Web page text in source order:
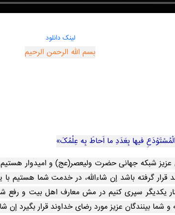
لینک دانلود
بسم الله الرحمن الرحیم
فیها بِعَدَدِ ما اَحاطَ بِه عِلْمُکَ»
شبکه جهانی حضرت ولیعصر(عج) و امیدوار هستیم
گرفته باشد إن شاءالله، در خدمت شما هستیم
یکدیگر سپری کنیم در مش معارف اهل بیت و
بینندگان عزیز مورد رضای خداوند قرار بگیرد إن